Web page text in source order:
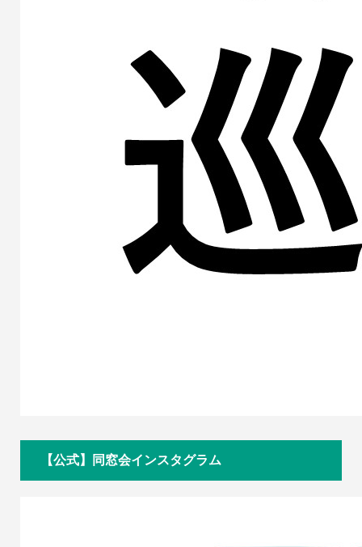
【公式】同窓会インスタグラム